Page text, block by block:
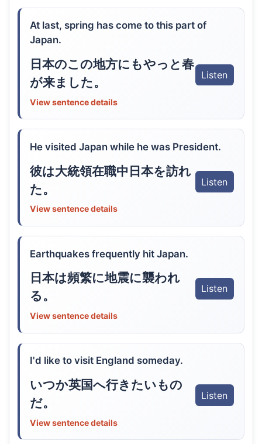
At last, spring has come to this part of
Japan.
日本のこの地方にもやっと春
が来ました。
Listen
View sentence details
He visited Japan while he was President.
彼は大統領在職中日本を訪れ
た。
Listen
View sentence details
Earthquakes frequently hit Japan.
日本は頻繁に地震に襲われ
る。
Listen
View sentence details
I'd like to visit England someday.
いつか英国へ行きたいもの
だ。
Listen
View sentence details